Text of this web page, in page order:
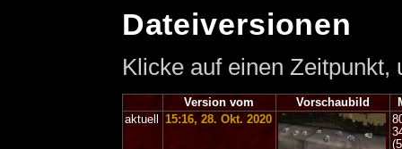
Dateiversionen
Klicke auf einen
Version vom Vorschaubild
aktuell
15:16, 28. Okt. 2020